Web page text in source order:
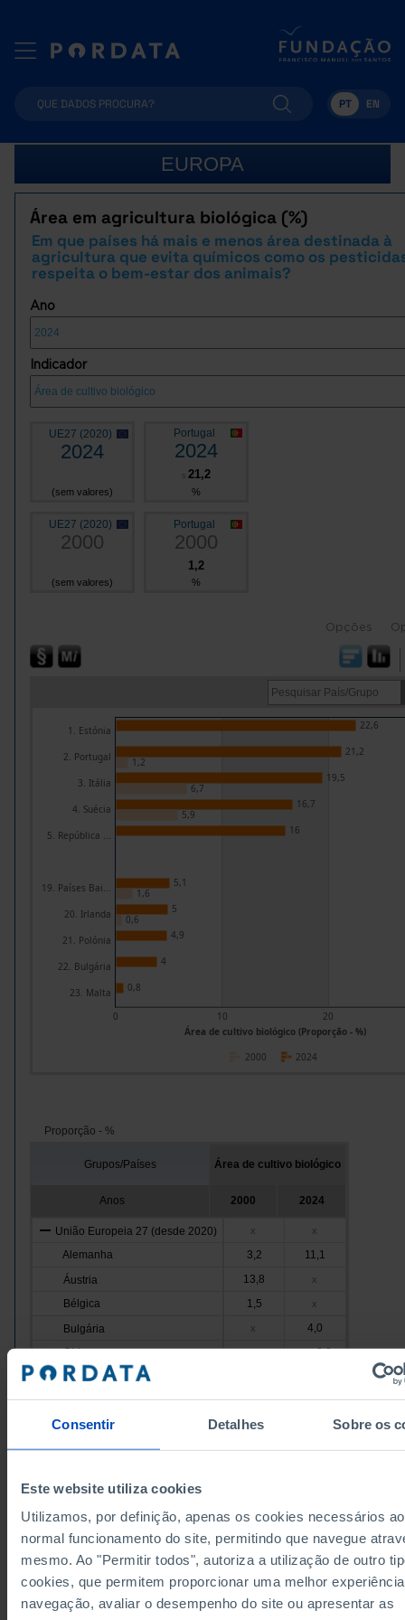
Consentir Detalhes Sobre os
Este website utiliza cookies
Utilizamos, por definição, apenas os cookies necessários ao
normal funcionamento do site, permitindo que navegue
mesmo. Ao "Permitir todos", autoriza a utilização de outro
cookies, que permitem proporcionar uma melhor
navegação, avaliar o desempenho do site ou apresentar as
PT EN
EUROPA
Área em agricultura biológica (%)
Em que países há mais e menos área destinada à
agricultura que evita químicos como os
respeita o bem-estar dos animais?
Ano
Indicador
UE27 (2020)
2024
(sem valores)
Portugal
2024
21,2
%
UE27 (2020)
2000
(sem valores)
Portugal
2000
1,2
%
Opções
Área de cultivo biológico (Proporção - %)
0 10 20
1. Estónia
2. Portugal
3. Itália
4. Suécia
5. República ...
19. Países Bai...
20. Irlanda
21. Polónia
22. Bulgária
23. Malta
22,6
21,2
19,5
16,7
16
5,1
5
4,9
4
0,8
1,2
6,7
5,9
1,6
0,6
2024
2000
Proporção - %
Grupos/Países Área de cultivo biológico
Anos 2000 2024
União Europeia 27 (desde 2020) x x
Alemanha 3,2
11,1
Áustria
13,8 x
Bélgica 1,5 x
Bulgária x
4,0
Chipre
x Pro8,8
Croácia
Dinamarca
5,9 x
Eslováquia x
Eslovénia
x
11,9
Finlândia
6,7
13,5
x
Hungria